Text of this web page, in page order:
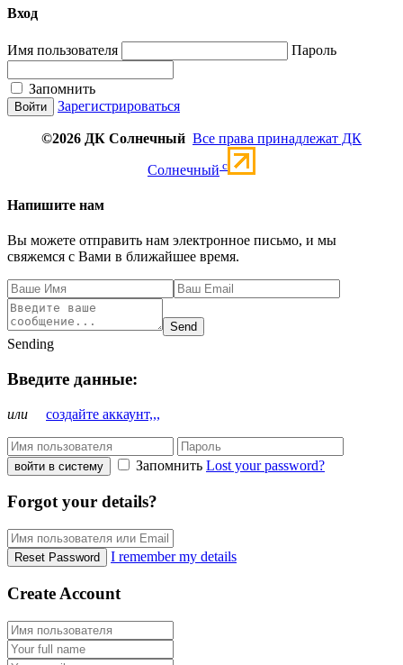
Вход
Имя пользователя Пароль
Запомнить
Зарегистрироваться
©2026 ДК Солнечный Все права принадлежат ДК
Солнечный c
Напишите нам
Вы можете отправить нам электронное письмо, и мы
свяжемся с Вами в ближайшее время.
Send
Sending
Введите данные:
или создайте аккаунт,,,
войти в систему Запомнить Lost your password?
Forgot your details?
Reset Password I remember my details
Create Account